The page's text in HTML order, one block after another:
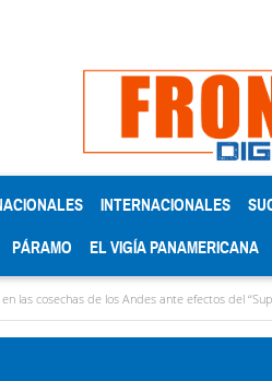
INTERNACIONALES
PÁRAMO EL VIGÍA PANAMERICANA
de los Andes ante efectos del ‘‘Superniño’’